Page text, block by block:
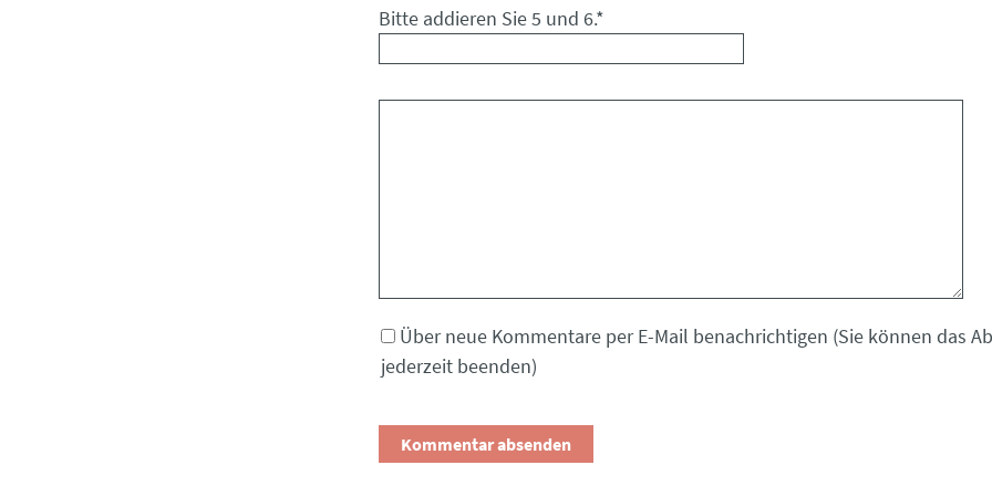
Bitte addieren Sie 5 und 6.*
Über neue Kommentare per E-Mail benachrichtigen (Sie können das
jederzeit beenden)